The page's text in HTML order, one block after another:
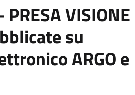
VISIONE
su
ARGO e